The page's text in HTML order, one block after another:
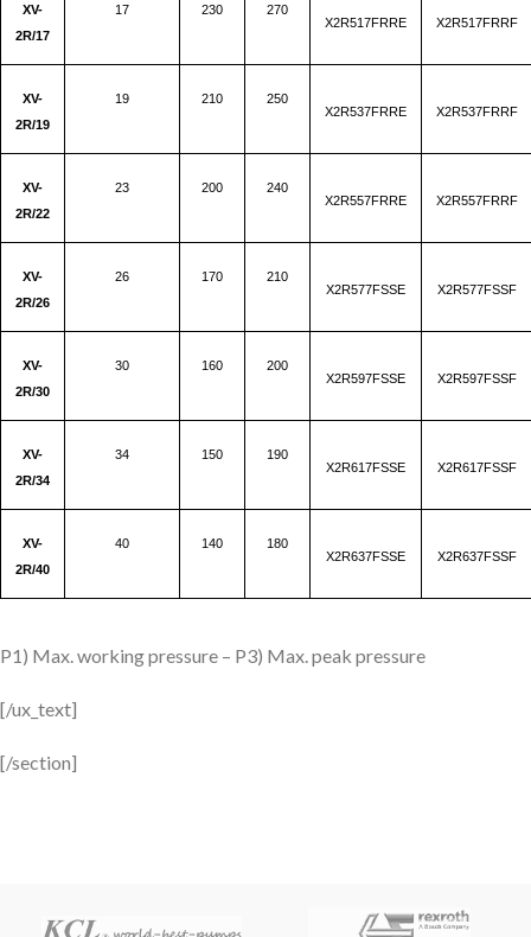
XV-
2R/17
17 230
270
X2R517FRRE
X2R517FRRF
XV-
2R/19
19 210
250
X2R537FRRE
X2R537FRRF
XV-
2R/22
23 200
240
X2R557FRRE
X2R557FRRF
XV-
2R/26
26 170
210
X2R577FSSE
X2R577FSSF
XV-
2R/30
30 160
200
X2R597FSSE
X2R597FSSF
XV-
2R/34
34 150
190
X2R617FSSE
X2R617FSSF
XV-
2R/40
40 140
180
X2R637FSSE
X2R637FSSF
P1) Max. working pressure – P3) Max. peak pressure
[/ux_text]
[/section]